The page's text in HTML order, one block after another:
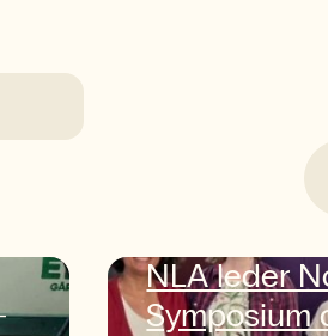
NLA leder
Symposium